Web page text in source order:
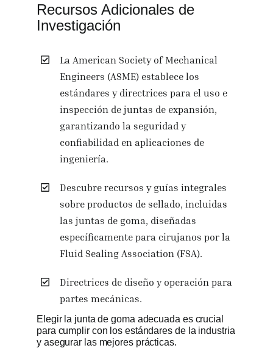
Recursos Adicionales de
Investigación
La American Society of Mechanical
Engineers (ASME) establece los
estándares y directrices para el uso e
inspección de juntas de expansión,
garantizando la seguridad y
confiabilidad en aplicaciones de
ingeniería.
Descubre recursos y guías integrales
sobre productos de sellado, incluidas
las juntas de goma, diseñadas
específicamente para cirujanos por la
Fluid Sealing Association (FSA).
Directrices de diseño y operación para
partes mecánicas.
Elegir la junta de goma adecuada es crucial
para cumplir con los estándares de la industria
y asegurar las mejores prácticas.